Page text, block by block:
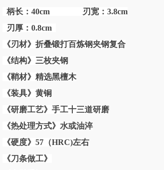
柄长：40cm 刃宽： 3.8cm
刃厚：0.8cm
《刃材》折叠锻打百炼钢夹钢复合
《结构》三枚夹钢
《鞘材》精选黑檀木
《装具》黄铜
《研磨工艺》手工十三道研磨
《热处理方式》水或油淬
《硬度》57（HRC)左右
《刀条做工》